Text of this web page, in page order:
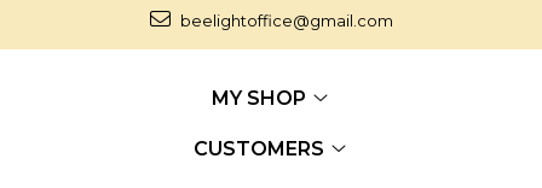
beelightoffice@gmail.com
MY SHOP
CUSTOMERS